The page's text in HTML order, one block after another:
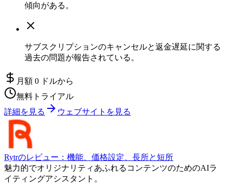
傾向がある。
サブスクリプションのキャンセルと返金遅延に関する
過去の問題が報告されている。
月額 0 ドルから
無料トライアル
詳細を見る
ウェブサイトを見る
Rytrのレビュー：機能、価格設定、長所と短所
魅力的でオリジナリティあふれるコンテンツのためのAIラ
イティングアシスタント。